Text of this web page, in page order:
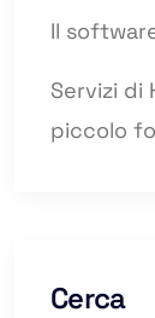
Il
Servizi di
piccolo
Cerca